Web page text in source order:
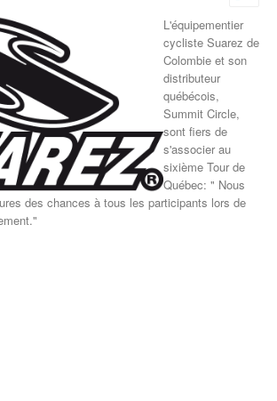
L'équipementier
cycliste Suarez de
Colombie et son
distributeur
québécois,
Summit Circle,
sont fiers de
s'associer au
sixième Tour de
Québec: " Nous
des chances à tous les participants lors de